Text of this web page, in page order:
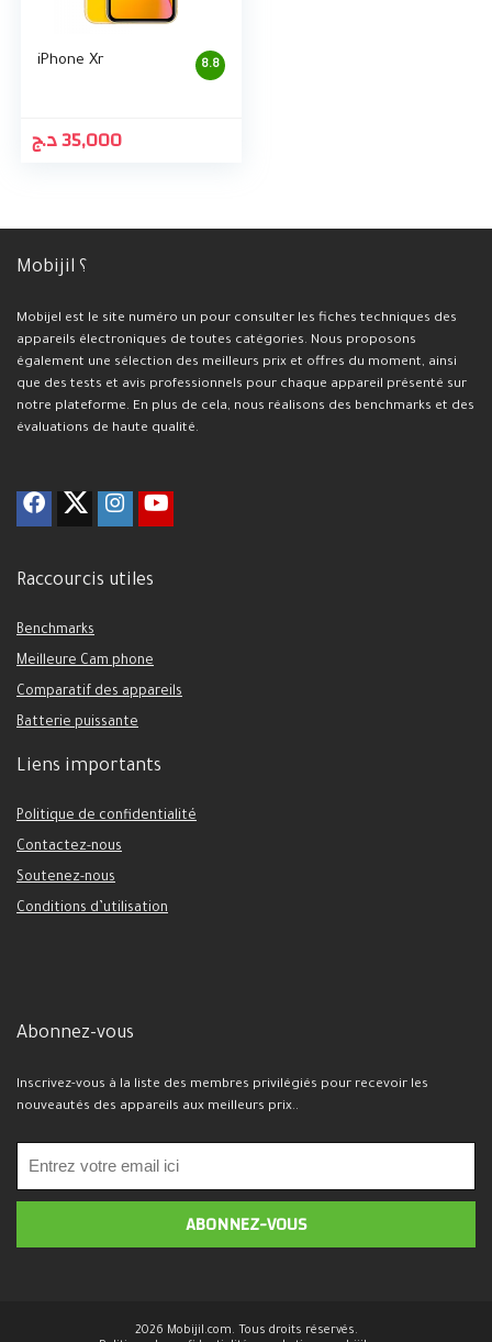
8.8
iPhone Xr
35,000د.ج
Mobijil ؟
Mobijel est le site numéro un pour consulter les fiches techniques des
appareils électroniques de toutes catégories. Nous proposons
également une sélection des meilleurs prix et offres du moment, ainsi
que des tests et avis professionnels pour chaque appareil présenté sur
notre plateforme. En plus de cela, nous réalisons des benchmarks et des
évaluations de haute qualité.
Raccourcis utiles
Benchmarks
Meilleure Cam phone
Comparatif des appareils
Batterie puissante
Liens importants
Politique de confidentialité
Contactez-nous
Soutenez-nous
Conditions d’utilisation
Abonnez-vous
Inscrivez-vous à la liste des membres privilégiés pour recevoir les
nouveautés des appareils aux meilleurs prix..
2026 Mobijil.com. Tous droits réservés.